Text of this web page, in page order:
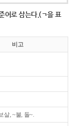
어로 삼는다.(ㄱ을 표
비고
살, ~불, 돌~.